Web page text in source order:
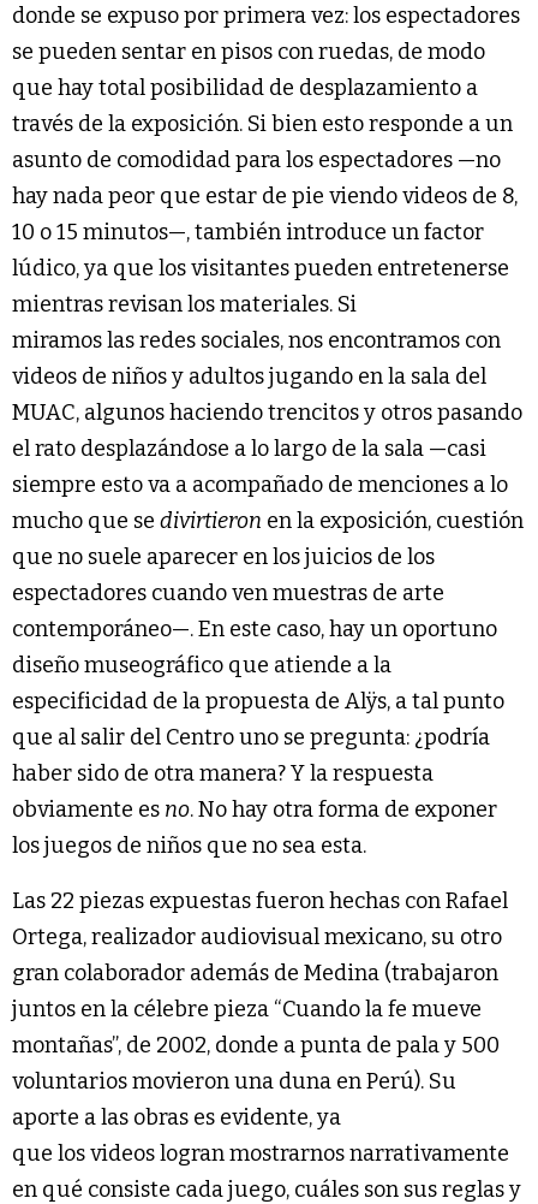
donde se expuso por primera vez: los espectadores
se pueden sentar en pisos con ruedas, de modo
que hay total posibilidad de desplazamiento a
través de la exposición. Si bien esto responde a un
asunto de comodidad para los espectadores —no
hay nada peor que estar de pie viendo videos de 8,
10 o 15 minutos—, también introduce un factor
lúdico, ya que los visitantes pueden entretenerse
mientras revisan los materiales. Si
miramos las redes sociales, nos encontramos con
videos de niños y adultos jugando en la sala del
MUAC, algunos haciendo trencitos y otros pasando
el rato desplazándose a lo largo de la sala —casi
siempre esto va a acompañado de menciones a lo
mucho que se divirtieron en la exposición, cuestión
que no suele aparecer en los juicios de los
espectadores cuando ven muestras de arte
contemporáneo—. En este caso, hay un oportuno
diseño museográfico que atiende a la
especificidad de la propuesta de Alÿs, a tal punto
que al salir del Centro uno se pregunta: ¿podría
haber sido de otra manera? Y la respuesta
obviamente es no. No hay otra forma de exponer
los juegos de niños que no sea esta.
Las 22 piezas expuestas fueron hechas con Rafael
Ortega, realizador audiovisual mexicano, su otro
gran colaborador además de Medina (trabajaron
juntos en la célebre pieza “Cuando la fe mueve
montañas”, de 2002, donde a punta de pala y 500
voluntarios movieron una duna en Perú). Su
aporte a las obras es evidente, ya
que los videos logran mostrarnos narrativamente
en qué consiste cada juego, cuáles son sus reglas y